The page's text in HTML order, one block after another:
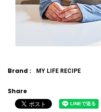
Brand : MY LIFE RECIPE
Share